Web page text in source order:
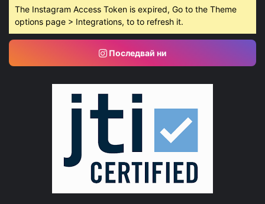
The Instagram Access Token is expired, Go to the Theme
options page > Integrations, to to refresh it.
Последвай ни